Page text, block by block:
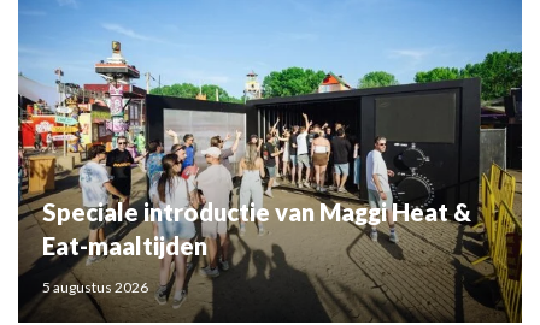
Speciale introductie van Maggi Heat &
Eat-maaltijden
5 augustus 2026